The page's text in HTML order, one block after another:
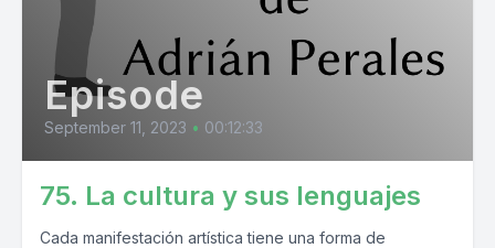
Episode
September 11, 2023 • 00:12:33
75. La cultura y sus lenguajes
Cada manifestación artística tiene una forma de